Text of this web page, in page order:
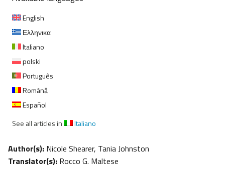
English
Ελληνικα
Italiano
polski
Português
Română
Español
See all articles in
Italiano
Author(s): Nicole Shearer, Tania Johnston
Translator(s): Rocco G. Maltese